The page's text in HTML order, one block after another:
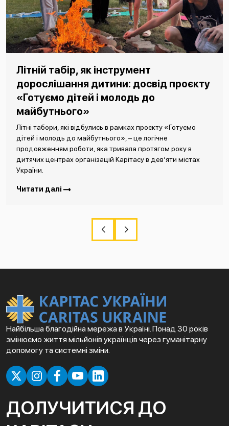
Літній табір, як інструмент
дорослішання дитини: досвід проєкту
«Готуємо дітей і молодь до
майбутнього»
Літні табори, які відбулись в рамках проєкту «Готуємо
дітей і молодь до майбутнього», – це логічне
продовженням роботи, яка тривала протягом року в
дитячих центрах організацій Карітасу в дев’яти містах
України.
Читати далі
Найбільша благодійна мережа в Україні. Понад 30 років
змінюємо життя мільйонів українців через гуманітарну
допомогу та системні зміни.
ДОЛУЧИТИСЯ ДО